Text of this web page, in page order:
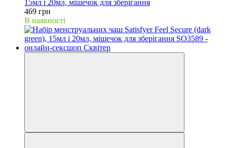
15мл і 20мл, мішечок для зберігання
469 грн
В наявності